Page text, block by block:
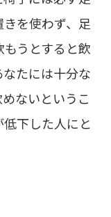
を使わず、足
うとすると飲
たには十分な
ないというこ
下した人にと